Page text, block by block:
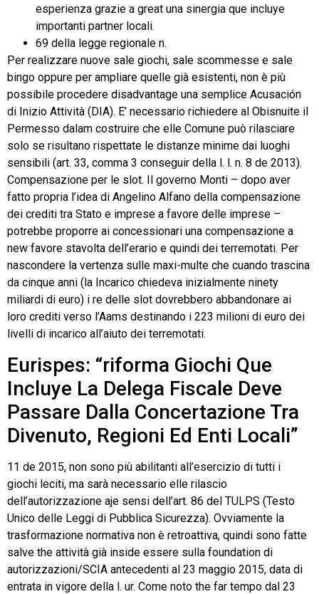
esperienza grazie a great una sinergia que incluye
importanti partner locali.
69 della legge regionale n.
Per realizzare nuove sale giochi, sale scommesse e sale
bingo oppure per ampliare quelle già esistenti, non è più
possibile procedere disadvantage una semplice Acusación
di Inizio Attività (DIA). E’ necessario richiedere al Obisnuite il
Permesso dalam costruire che elle Comune può rilasciare
solo se risultano rispettate le distanze minime dai luoghi
sensibili (art. 33, comma 3 conseguir della l. l. n. 8 de 2013).
Compensazione per le slot. Il governo Monti – dopo aver
fatto propria l’idea di Angelino Alfano della compensazione
dei crediti tra Stato e imprese a favore delle imprese –
potrebbe proporre ai concessionari una compensazione a
new favore stavolta dell’erario e quindi dei terremotati. Per
nascondere la vertenza sulle maxi-multe che cuando trascina
da cinque anni (la Incarico chiedeva inizialmente ninety
miliardi di euro) i re delle slot dovrebbero abbandonare ai
loro crediti verso l’Aams destinando i 223 milioni di euro dei
livelli di incarico all’aiuto dei terremotati.
Eurispes: “riforma Giochi Que
Incluye La Delega Fiscale Deve
Passare Dalla Concertazione Tra
Divenuto, Regioni Ed Enti Locali”
11 de 2015, non sono più abilitanti all’esercizio di tutti i
giochi leciti, ma sarà necessario elle rilascio
dell’autorizzazione aje sensi dell’art. 86 del TULPS (Testo
Unico delle Leggi di Pubblica Sicurezza). Ovviamente la
trasformazione normativa non è retroattiva, quindi sono fatte
salve the attività già inside essere sulla foundation di
autorizzazioni/SCIA antecedenti al 23 maggio 2015, data di
entrata in vigore della l. ur. Come noto the far tempo dal 23